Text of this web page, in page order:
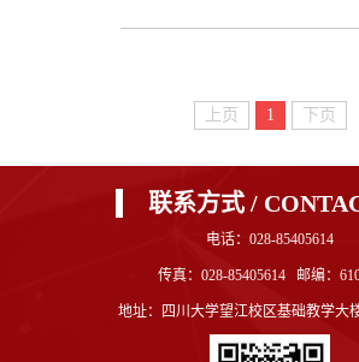
验仪器设备开放共享管理办法（
上页 1 下页
联系方式 /
电话：028-85405614
传真：028-85405614 邮编：
地址：四川大学望江校区基础教学大